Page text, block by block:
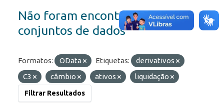
Não foram encontrados
conjuntos de dados
Formatos: OData Etiquetas:
derivativos
C3
câmbio ativos liquidação
Filtrar Resultados